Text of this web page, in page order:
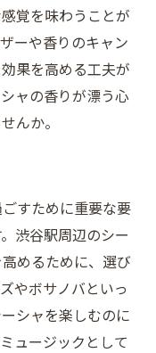
覚を味わうことが
ーや香りのキャン
果を高める工夫が
ャの香りが漂う心
んか。
すために重要な要
渋谷駅周辺のシー
めるために、選び
やボサノバといっ
シャを楽しむのに
ュージックとして